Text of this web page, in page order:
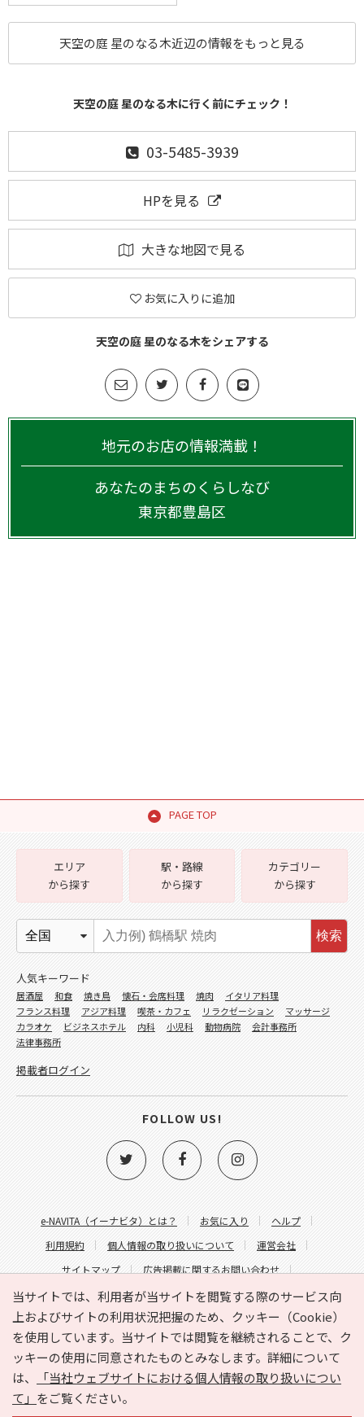
天空の庭 星のなる木近辺の情報をもっと見る
天空の庭 星のなる木に行く前にチェック！
03-5485-3939
HPを見る
大きな地図で見る
お気に入りに追加
天空の庭 星のなる木をシェアする
地元のお店の情報満載！
あなたのまちのくらしなび
東京都豊島区
PAGE TOP
当サイトでは、利用者が当サイトを閲覧する際のサービス向
上およびサイトの利用状況把握のため、クッキー（Cookie）
を使用しています。当サイトでは閲覧を継続されることで、ク
ッキーの使用に同意されたものとみなします。詳細について
は、
「当社ウェブサイトにおける個人情報の取り扱いについ
て」 をご覧ください。
e-NAVITA（イーナビタ）とは？ お気に入り
ヘルプ
利用規約
個人情報の取り扱いについて
運営会社
サイトマップ
広告掲載に関するお問い合わせ
サイトの内容に関するお問い合わせ
エリア
から探す
駅・路線
から探す
カテゴリー
から探す
検索
人気キーワード
居酒屋 和食 焼き鳥 懐石・会席料理 焼肉
イタリア料理
フランス料理
アジア料理 喫茶・カフェ リラクゼーション
マッサージ
カラオケ
ビジネスホテル 内科 小児科 動物病院
会計事務所
法律事務所
掲載者ログイン
FOLLOW US!
Copyright © HYOJITO.Co.,Ltd. All Rights Reserved.